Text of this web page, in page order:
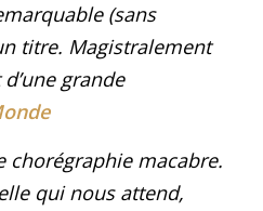
(sans
titre. Magistralement
grande
chorégraphie macabre.
qui nous attend,